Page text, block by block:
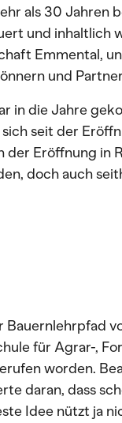
als 30 Jahren
und inhaltlich
Emmental,
und
in die Jahre
seit der
Eröffnung in
doch auch
Bauernlehrpfad
für Agrar-,
worden.
daran, dass
Idee nützt ja